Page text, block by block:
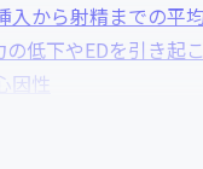
入から射精までの平
の低下やEDを引き起
因性